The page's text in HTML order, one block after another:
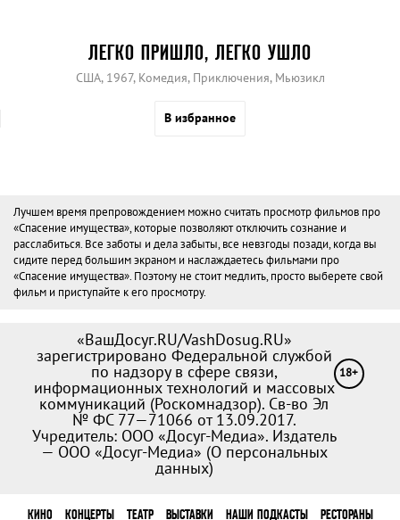
ЛЕГКО ПРИШЛО, ЛЕГКО УШЛО
США, 1967, Комедия, Приключения, Мьюзикл
В избранное
Лучшем время препровождением можно считать просмотр фильмов про
«Спасение имущества», которые позволяют отключить сознание и
расслабиться. Все заботы и дела забыты, все невзгоды позади, когда вы
сидите перед большим экраном и наслаждаетесь фильмами про
«Спасение имущества». Поэтому не стоит медлить, просто выберете свой
фильм и приступайте к его просмотру.
«ВашДосуг.RU/VashDosug.RU»
зарегистрировано Федеральной службой
по надзору в сфере связи,
информационных технологий и массовых
коммуникаций (Роскомнадзор). Св-во Эл
№ ФС 77—71066 от 13.09.2017.
Учредитель: ООО «Досуг-Медиа». Издатель
— ООО «Досуг-Медиа» (О персональных
данных)
18+
КИНО КОНЦЕРТЫ ТЕАТР ВЫСТАВКИ НАШИ ПОДКАСТЫ РЕСТОРАНЫ